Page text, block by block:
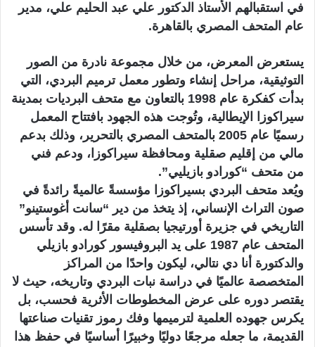
في استقبالهم الأستاذ الدكتور علي عبد الحليم علي، مدير
عام المتحف المصري بالقاهرة.
يستعرض المعرض، من خلال مجموعة نادرة من الصور
التوثيقية، مراحل إنشاء وتطور معمل ترميم البردي، التي
بدأت كفكرة عام 1998 بالتعاون مع متحف البرديات بمدينة
سيراكوزا الإيطالية، وتُوجت هذه الجهود بافتتاح المعمل
رسميًا عام 2005 بالمتحف المصري بالتحرير، وذلك بدعم
مالي من إقليم صقلية ومحافظة سيراكوزا، ودعم فني
من متحف “كورادو بازيليي”.
ويُعد متحف البردي بسيراكوزا مؤسسةً عالميةً رائدةً في
صون التراث الإنساني، إذ يتخذ من دير “سانت أغوستينو”
التاريخي في جزيرة أورتيجيا بصقلية مقرًا له. وقد تأسس
المتحف عام 1987 على يد البروفيسور كورادو بازيلي
والدكتورة أنا دي نتالي، ليكون واحدًا من المراكز
المتخصصة عالميًا في دراسة نبات البردي وتاريخه، حيث لا
يقتصر دوره على عرض المخطوطات الأثرية فحسب، بل
يكرس جهوده العلمية لترميمها وفك رموز تقنيات صناعتها
القديمة، ما جعله مرجعًا دوليًا وخبيرًا أساسيًا في حفظ هذا